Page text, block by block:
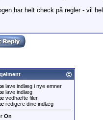
har helt check på regler - vil
lave indlæg i nye emner
lave indlæg
vedhæfte filer
redigere dine indlæg
On